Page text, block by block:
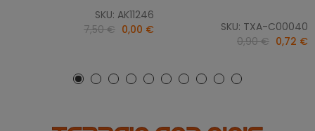
SKU: AK11246
7,50 € 0,00 €
SKU: TXA-C00040
0,90 € 0,72 €